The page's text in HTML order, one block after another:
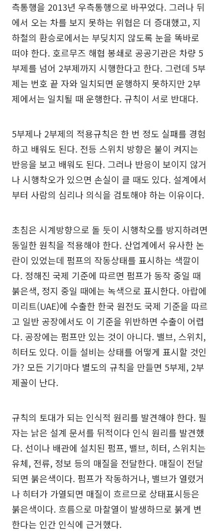
측통행을 2013년 우측통행으로 바꾸었다. 그러나 뒤
에서 오는 차를 보지 못하는 위협은 더 증대했고, 지
하철의 환승로에서는 부딪치지 않도록 눈을 똑바로
떠야 한다. 호르무즈 해협 봉쇄로 공공기관은 차량 5
부제를 넘어 2부제까지 시행한다고 한다. 그런데 5부
제는 번호 끝 자와 일치되면 운행하지 못하지만 2부
제에서는 일치될 때 운행한다. 규칙이 서로 반대다.
5부제나 2부제의 적용규칙은 한 번 정도 실패를 경험
하고 배워도 된다. 전등 스위치 방향은 불이 켜지는
반응을 보고 배워도 된다. 그러나 반응이 보이지 않거
나 시행착오가 있으면 손실이 클 때도 있다. 설계에서
부터 사람의 심리나 의식을 검토해야 하는 이유이다.
초침은 시계방향으로 돌 듯이 시행착오를 방지하려면
동일한 원칙을 적용해야 한다. 산업계에서 유사한 논
란이 있었는데 펌프의 작동상태를 표시하는 색깔이
다. 정해진 국제 기준에 따르면 펌프가 동작 중일 때
붉은색, 정지 중일 때에는 녹색으로 표시한다. 아랍에
미리트(UAE)에 수출한 한국 원전도 국제 기준을 따르
고 일반 공장에서도 이 기준을 위반하면 수출이 어렵
다. 공장에는 펌프만 있는 것이 아니다. 밸브, 스위치,
히터도 있다. 이들 설비는 상태를 어떻게 표시할 것인
가? 모든 기기마다 별도의 규칙을 만들면 5부제, 2부
제꼴이 난다.
규칙의 토대가 되는 인식적 원리를 발견해야 한다. 필
자는 낡은 설계 문서를 뒤적이다 인식 원리를 발견했
다. 선이나 배관에 설치된 펌프, 밸브, 히터, 스위치는
유체, 전류, 정보 등의 매질을 전달한다. 매질이 전달
되면 붉은색이다. 펌프가 작동하거나, 밸브가 열렸거
나 히터가 가열되면 매질이 흐르므로 상태표시등은
붉은색이다. 흐름으로 마찰열이 발생하므로 붉게 변
한다는 인간 인식에 근거했다.